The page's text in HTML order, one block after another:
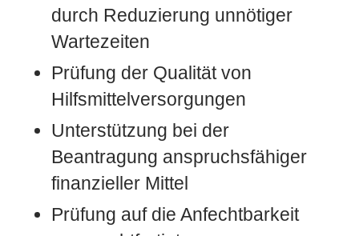
durch Reduzierung unnötiger
Wartezeiten
Prüfung der Qualität von
Hilfsmittelversorgungen
Unterstützung bei der
Beantragung anspruchsfähiger
finanzieller Mittel
Prüfung auf die Anfechtbarkeit